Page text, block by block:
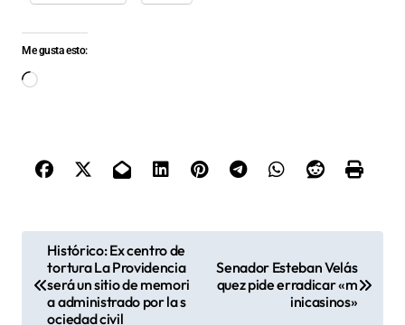
Me gusta esto:
Cargando...
Histórico: Ex centro de
tortura La Providencia
será un sitio de memori
a administrado por la s
ociedad civil
Senador Esteban Velás
quez pide erradicar «m
inicasinos»